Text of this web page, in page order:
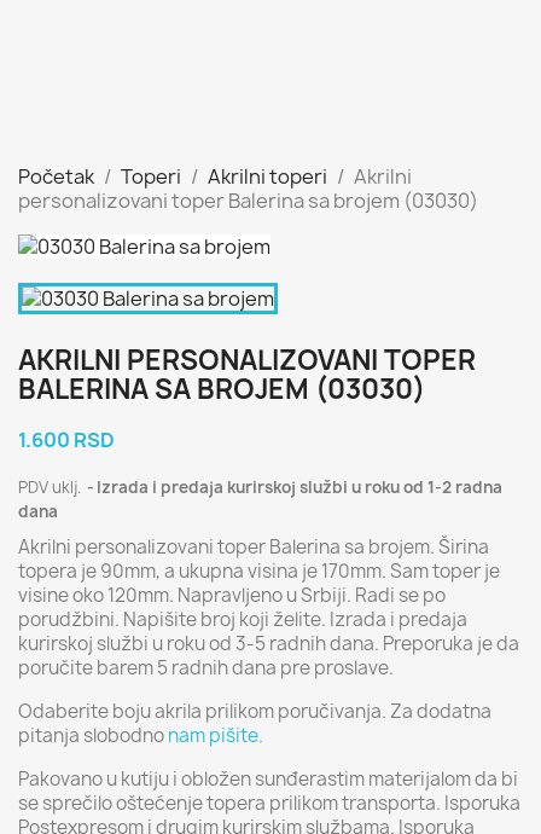
Početak Toperi Akrilni toperi
Akrilni
personalizovani toper Balerina sa brojem (03030)
AKRILNI PERSONALIZOVANI TOPER
BALERINA SA BROJEM (03030)
1.600 RSD
PDV uklj.
Izrada i predaja kurirskoj službi u roku od 1-2 radna
dana
Akrilni personalizovani toper Balerina sa brojem. Širina
topera je 90mm, a ukupna visina je 170mm. Sam toper je
visine oko 120mm. Napravljeno u Srbiji. Radi se po
porudžbini. Napišite broj koji želite. Izrada i predaja
kurirskoj službi u roku od 3-5 radnih dana. Preporuka je da
poručite barem 5 radnih dana pre proslave.
Odaberite boju akrila prilikom poručivanja. Za dodatna
pitanja slobodnonam pišite.
Pakovano u kutiju i obložen sunđerastim materijalom da bi
se sprečilo oštećenje topera prilikom transporta. Isporuka
Postexpresom i drugim kurirskim službama. Isporuka